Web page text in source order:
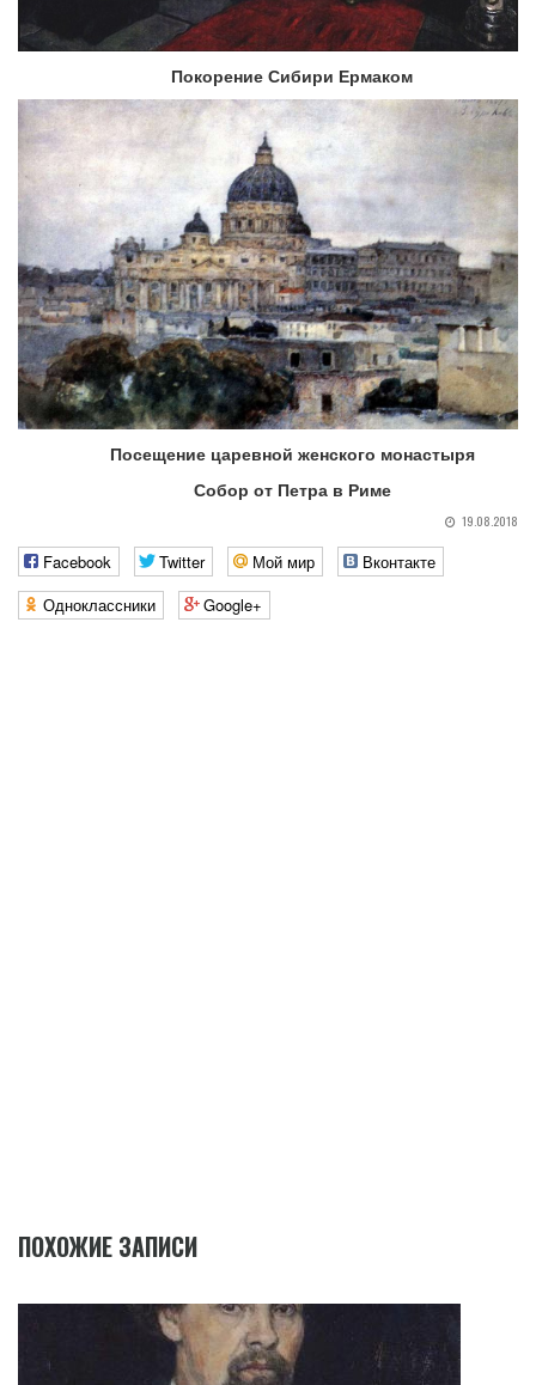
Покорение Сибири Ермаком
Посещение царевной женского монастыря
Собор от Петра в Риме
19.08.2018
Facebook Twitter Мой мир
Вконтакте
Одноклассники
Google+
ПОХОЖИЕ ЗАПИСИ